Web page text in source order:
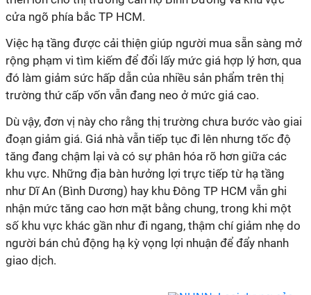
cửa ngõ phía bắc TP HCM.
Việc hạ tầng được cải thiện giúp người mua sẵn sàng mở
rộng phạm vi tìm kiếm để đổi lấy mức giá hợp lý hơn, qua
đó làm giảm sức hấp dẫn của nhiều sản phẩm trên thị
trường thứ cấp vốn vẫn đang neo ở mức giá cao.
Dù vậy, đơn vị này cho rằng thị trường chưa bước vào giai
đoạn giảm giá. Giá nhà vẫn tiếp tục đi lên nhưng tốc độ
tăng đang chậm lại và có sự phân hóa rõ hơn giữa các
khu vực. Những địa bàn hưởng lợi trực tiếp từ hạ tầng
như Dĩ An (Bình Dương) hay khu Đông TP HCM vẫn ghi
nhận mức tăng cao hơn mặt bằng chung, trong khi một
số khu vực khác gần như đi ngang, thậm chí giảm nhẹ do
người bán chủ động hạ kỳ vọng lợi nhuận để đẩy nhanh
giao dịch.